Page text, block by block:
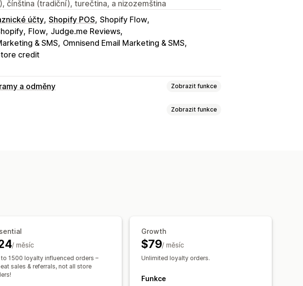
čínština (tradiční), turečtina, a nizozemština
účty Shopify POS Shopify Flow
Flow Judge.me Reviews
& SMS Omnisend Email Marketing & SMS
credit
a odměny Zobrazit funkce
Zobrazit funkce
/ měsíc
1500 loyalty influenced orders​ –
sales & referrals, not all store
Growth
$79/ měsíc
Unlimited loyalty orders​.
Funkce